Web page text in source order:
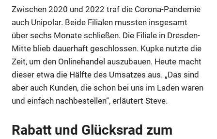
Anzeige
Anzeige
Zwischen 2020 und 2022 traf die Corona-Pandemie
auch Unipolar. Beide Filialen mussten insgesamt
über sechs Monate schließen. Die Filiale in Dresden-
Mitte blieb dauerhaft geschlossen. Kupke nutzte die
Zeit, um den Onlinehandel auszubauen. Heute macht
dieser etwa die Hälfte des Umsatzes aus. „Das sind
aber auch Kunden, die schon bei uns im Laden waren
und einfach nachbestellen“, erläutert Steve.
Rabatt und Glücksrad zum